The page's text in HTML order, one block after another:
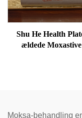
Shu He Health
ældede
Moksa-behandling